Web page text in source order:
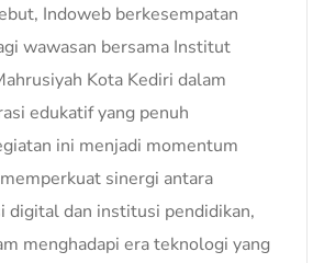
Indoweb berkesempatan
wawasan bersama Institut
Kota Kediri dalam
edukatif yang penuh
ini menjadi momentum
sinergi antara
digital dan institusi pendidikan,
menghadapi era teknologi yang